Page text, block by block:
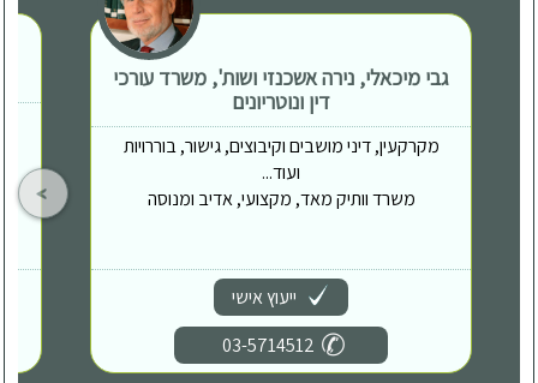
גבי מיכאלי, נירה אשכנזי ושות', משרד עורכי
דין ונוטריונים
מקרקעין, דיני מושבים וקיבוצים, גישור, בוררויות
ועוד...
משרד וותיק מאד, מקצועי, אדיב ומנוסה
ייעוץ אישי
03-5714512